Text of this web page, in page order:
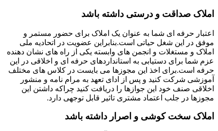
املاک صداقت و درستی داشته باشد
اعتبار حرفه ای شما به عنوان یک املاک برای حضور مستمر و
موفق در این شغل حیاتی است.بنابراین عضویت در اتحادیه ملی
املاک و مستغلات و انجمن های وابسته یکی از راه های نشان دهنده
عزم شما برای دستیابی به استانداردهای حرفه ای و اخلاقی در این
حرفه است.برای اخذ این مجوزها می بایست در کلاس های مختلف
آموزشی شرکت کنید و پس از ادای تعهد به مرام نامه و منشور
اخلاقی صنف خود این جوازها را دریافت کنید چراکه داشتن این
مجوزها در جلب اعتماد مشتری تاثیر قابل توجهی دارد.
املاک سخت کوشی و اصرار داشته باشد